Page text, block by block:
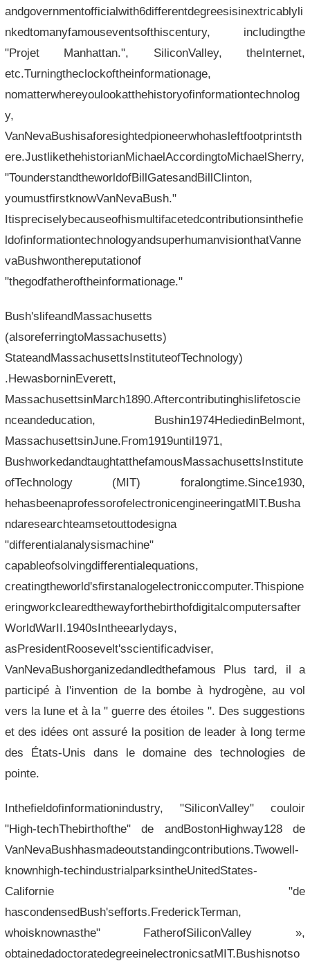
andgovernmentofficialwith6differentdegreesisinextricablyli
nkedtomanyfamouseventsofthiscentury, includingthe
"Projet Manhattan.", SiliconValley, theInternet,
etc.Turningtheclockoftheinformationage,
nomatterwhereyoulookatthehistoryofinformationtechnolog
y,
VanNevaBushisaforesightedpioneerwhohasleftfootprintsth
ere.JustlikethehistorianMichaelAccordingtoMichaelSherry,
"TounderstandtheworldofBillGatesandBillClinton,
youmustfirstknowVanNevaBush." ​​
Itispreciselybecauseofhismultifacetedcontributionsinthefie
ldofinformationtechnologyandsuperhumanvisionthatVanne
vaBushwonthereputationof
"thegodfatheroftheinformationage."
Bush'slifeandMassachusetts
(alsoreferringtoMassachusetts)
StateandMassachusettsInstituteofTechnology)
.HewasborninEverett,
MassachusettsinMarch1890.Aftercontributinghislifetoscie
nceandeducation, Bushin1974HediedinBelmont,
MassachusettsinJune.From1919until1971,
BushworkedandtaughtatthefamousMassachusettsInstitute
ofTechnology (MIT) foralongtime.Since1930,
hehasbeenaprofessorofelectronicengineeringatMIT.Busha
ndaresearchteamsetouttodesigna
"differentialanalysismachine"
capableofsolvingdifferentialequations,
creatingtheworld'sfirstanalogelectroniccomputer.Thispione
eringworkclearedthewayforthebirthofdigitalcomputersafter
WorldWarII.1940sIntheearlydays,
asPresidentRoosevelt'sscientificadviser,
VanNevaBushorganizedandledthefamous Plus tard, il a
participé à l'invention de la bombe à hydrogène, au vol
vers la lune et à la " guerre des étoiles ". Des suggestions
et des idées ont assuré la position de leader à long terme
des États-Unis dans le domaine des technologies de
pointe.
Inthefieldofinformationindustry, "SiliconValley" couloir
"High-techThebirthofthe" de andBostonHighway128 de
VanNevaBushhasmadeoutstandingcontributions.Twowell-
knownhigh-techindustrialparksintheUnitedStates-
Californie "de
hascondensedBush'sefforts.FrederickTerman,
whoisknownasthe" FatherofSiliconValley »,
obtainedadoctoratedegreeinelectronicsatMIT.Bushisnotso